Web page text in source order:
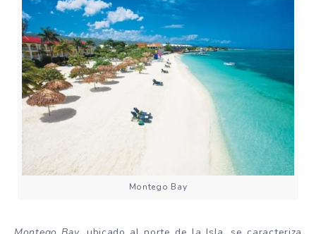
Montego Bay